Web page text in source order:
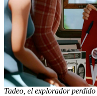
Tadeo, el explorador perdido